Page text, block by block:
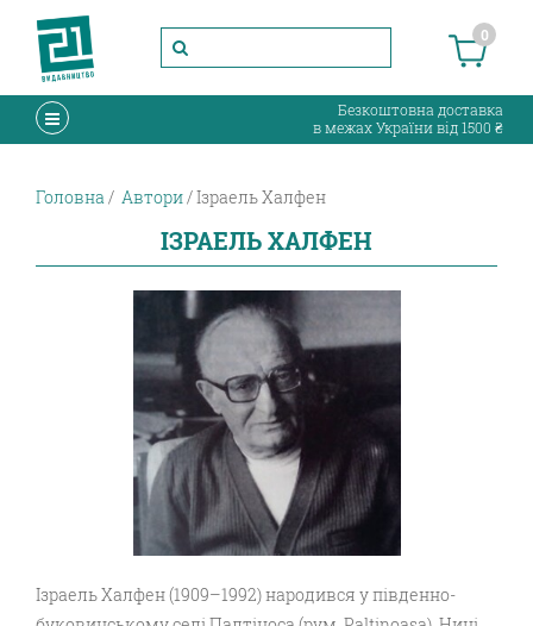
0
Безкоштовна доставка
в межах України від 1500 ₴
Головна Автори Ізраель Халфен
ІЗРАЕЛЬ ХАЛФЕН
Ізраель Халфен (1909–1992) народився у південно-